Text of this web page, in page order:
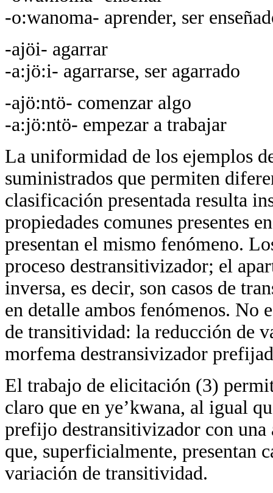
-o:wanoma- aprender, ser
-ajöi- agarrar
-a:jö:i- agarrarse, ser agarrado
-ajö:ntö- comenzar algo
-a:jö:ntö- empezar a trabajar
La uniformidad de los ejemplos
suministrados que permiten
clasificación presentada resulta
propiedades comunes presentes
presentan el mismo fenómeno.
proceso destransitivizador; el
inversa, es decir, son casos de
en detalle ambos fenómenos. No
de transitividad: la reducción de
morfema destransivizador
El trabajo de elicitación (3)
claro que en ye’kwana, al igual
prefijo destransitivizador con una
que, superficialmente, presentan
variación de transitividad.